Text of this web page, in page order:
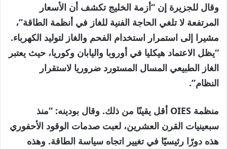
وقال للجزيرة إن “أزمة الخليج تكشف أن الأسعار
المرتفعة لا تلغي الحاجة الفنية للغاز في أنظمة الطاقة”،
مشيرا إلى استمرار استخدام الفحم والغاز لتوليد الكهرباء.
“يظل الاعتماد هيكليا في أوروبا واليابان وكوريا، حيث يعتبر
الغاز الطبيعي المسال المستورد ضروريا لاستقرار
النظام”.
منظمة OIES أقل يقينًا من ذلك. وقال بودينه: “منذ
سبعينيات القرن العشرين، لعبت صدمات الوقود الأحفوري
هذه دورًا رئيسيًا في تغيير اتجاه سياسة الطاقة. وهذه